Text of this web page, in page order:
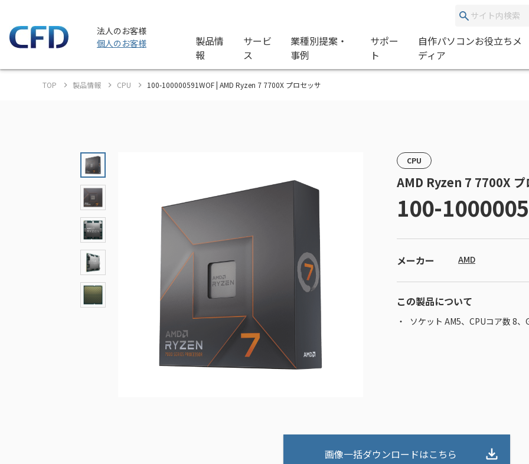
法人のお客様
個人のお客様
製品情
報
サービ
ス
業種別提案・
事例
サポー
ト
自作パソコンお役立ちメ
ディア
TOP 製品情報 CPU 100-100000591WOF | AMD Ryzen 7 7700X プロセッサ
CPU
AMD Ryzen 7 7700X プ
100-
メーカー AMD
この製品について
ソケット AM5、CPUコア数 8
画像一括ダウンロードはこちら